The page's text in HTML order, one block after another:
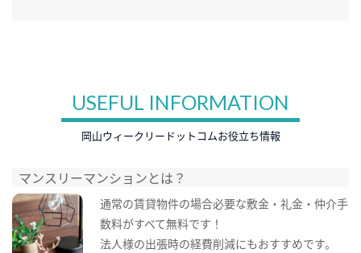
USEFUL INFORMATION
岡山ウィークリードットコムお役立ち情報
マンスリーマンションとは？
通常の賃貸物件の場合必要な敷金・礼金・仲介手
数料がすべて無料です！
法人様の出張時の経費削減にもおすすめです。